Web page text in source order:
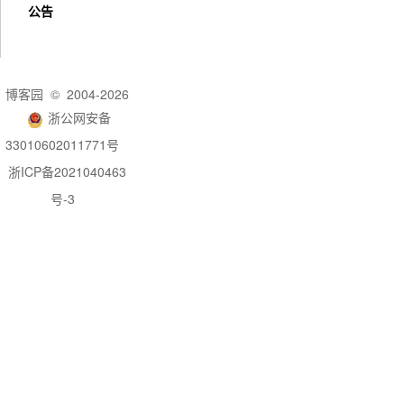
公告
博客园 © 2004-2026
浙公网安备
33010602011771号
浙ICP备2021040463
号-3